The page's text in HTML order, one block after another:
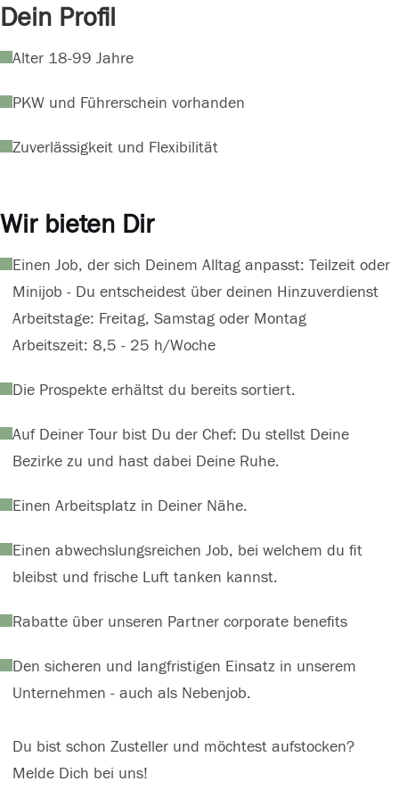
Dein Profil
Alter 18-99 Jahre
PKW und Führerschein vorhanden
Zuverlässigkeit und Flexibilität
Wir bieten Dir
Einen Job, der sich Deinem Alltag anpasst: Teilzeit oder
Minijob - Du entscheidest über deinen Hinzuverdienst
Arbeitstage: Freitag, Samstag oder Montag
Arbeitszeit: 8,5 - 25 h/Woche
Die Prospekte erhältst du bereits sortiert.
Auf Deiner Tour bist Du der Chef: Du stellst Deine
Bezirke zu und hast dabei Deine Ruhe.
Einen Arbeitsplatz in Deiner Nähe.
Einen abwechslungsreichen Job, bei welchem du fit
bleibst und frische Luft tanken kannst.
Rabatte über unseren Partner corporate benefits
Den sicheren und langfristigen Einsatz in unserem
Unternehmen - auch als Nebenjob.
Du bist schon Zusteller und möchtest aufstocken?
Melde Dich bei uns!